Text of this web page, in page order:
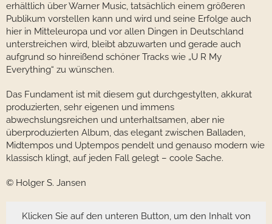
erhältlich über Warner Music, tatsächlich einem größeren
Publikum vorstellen kann und wird und seine Erfolge auch
hier in Mitteleuropa und vor allen Dingen in Deutschland
unterstreichen wird, bleibt abzuwarten und gerade auch
aufgrund so hinreißend schöner Tracks wie „U R My
Everything“ zu wünschen.
Das Fundament ist mit diesem gut durchgestylten, akkurat
produzierten, sehr eigenen und immens
abwechslungsreichen und unterhaltsamen, aber nie
überproduzierten Album, das elegant zwischen Balladen,
Midtempos und Uptempos pendelt und genauso modern wie
klassisch klingt, auf jeden Fall gelegt – coole Sache.
© Holger S. Jansen
Klicken Sie auf den unteren Button, um den Inhalt von